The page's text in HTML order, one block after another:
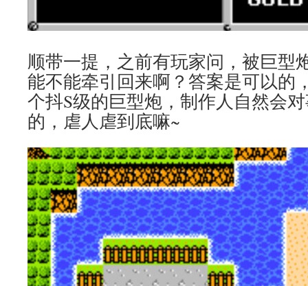
顺带一提，之前有玩家问，被巨型
能不能牵引回来啊？答案是可以的
个抖S级的巨型炮，制作人自然会
的，虐人虐到底嘛~